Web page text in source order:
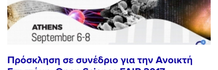
Πρόσκληση σε συνέδριο για την Ανοικτή